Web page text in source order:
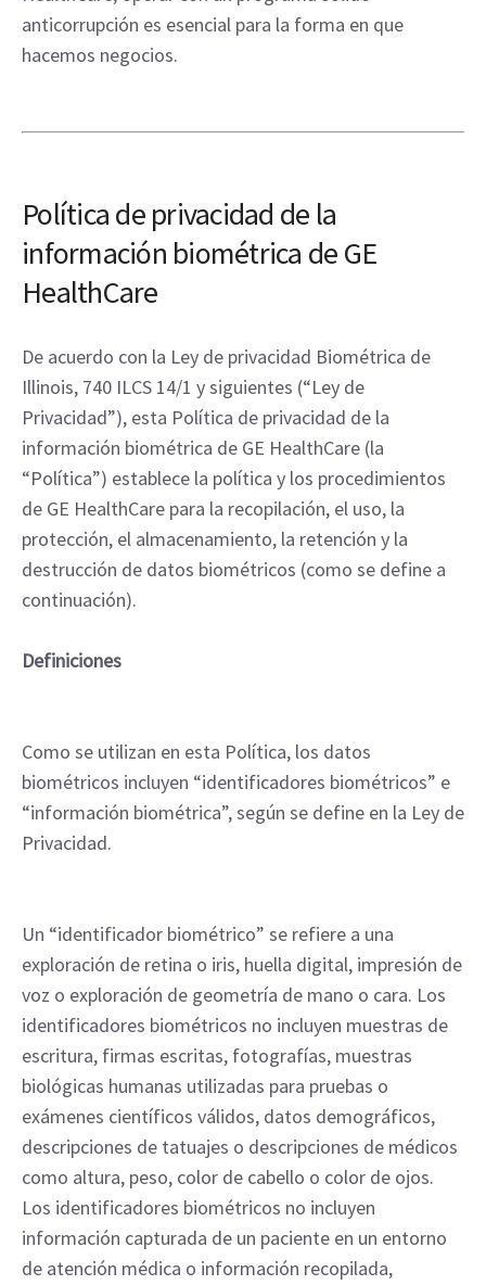
anticorrupción es esencial para la forma en que
hacemos negocios.
Política de privacidad de la
información biométrica de GE
HealthCare
De acuerdo con la Ley de privacidad Biométrica de
Illinois, 740 ILCS 14/1 y siguientes (“Ley de
Privacidad”), esta Política de privacidad de la
información biométrica de GE HealthCare (la
“Política”) establece la política y los procedimientos
de GE HealthCare para la recopilación, el uso, la
protección, el almacenamiento, la retención y la
destrucción de datos biométricos (como se define a
continuación).
Definiciones
Como se utilizan en esta Política, los datos
biométricos incluyen “identificadores biométricos” e
“información biométrica”, según se define en la Ley de
Privacidad.
Un “identificador biométrico” se refiere a una
exploración de retina o iris, huella digital, impresión de
voz o exploración de geometría de mano o cara. Los
identificadores biométricos no incluyen muestras de
escritura, firmas escritas, fotografías, muestras
biológicas humanas utilizadas para pruebas o
exámenes científicos válidos, datos demográficos,
descripciones de tatuajes o descripciones de médicos
como altura, peso, color de cabello o color de ojos.
Los identificadores biométricos no incluyen
información capturada de un paciente en un entorno
de atención médica o información recopilada,